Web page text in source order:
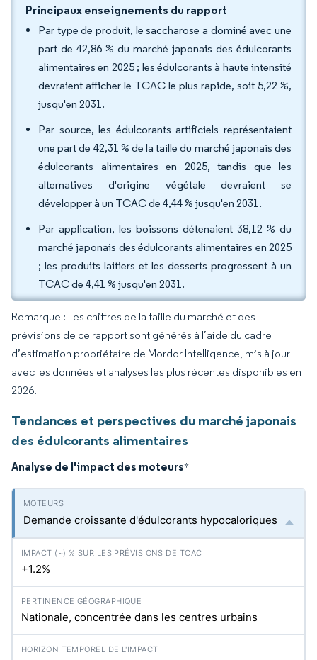
Principaux enseignements du rapport
Par type de produit, le saccharose a dominé avec une
part de 42,86 % du marché japonais des édulcorants
alimentaires en 2025 ; les édulcorants à haute intensité
devraient afficher le TCAC le plus rapide, soit 5,22 %,
jusqu'en 2031.
Par source, les édulcorants artificiels représentaient
une part de 42,31 % de la taille du marché japonais des
édulcorants alimentaires en 2025, tandis que les
alternatives d'origine végétale devraient se
développer à un TCAC de 4,44 % jusqu'en 2031.
Par application, les boissons détenaient 38,12 % du
marché japonais des édulcorants alimentaires en 2025
; les produits laitiers et les desserts progressent à un
TCAC de 4,41 % jusqu'en 2031.
Remarque : Les chiffres de la taille du marché et des
prévisions de ce rapport sont générés à l’aide du cadre
d’estimation propriétaire de Mordor Intelligence, mis à jour
avec les données et analyses les plus récentes disponibles en
2026.
Tendances et perspectives du marché japonais
des édulcorants alimentaires
Analyse de l'impact des moteurs*
Demande croissante d'édulcorants hypocaloriques
+1.2%
Nationale, concentrée dans les centres urbains